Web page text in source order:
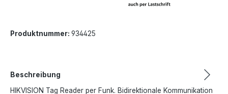
Produktnummer: 934425
Beschreibung
HIKVISION Tag Reader per Funk. Bidirektionale Kommunikation